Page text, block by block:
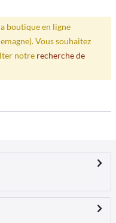
boutique en ligne
Vous souhaitez
notre recherche de